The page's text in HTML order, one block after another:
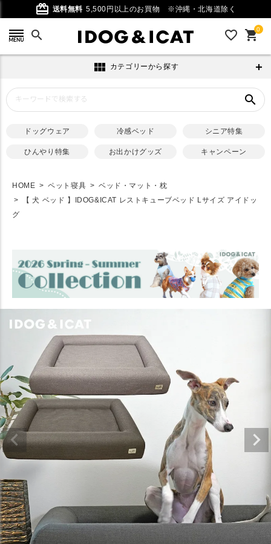
card_giftcard 送料無料 5,500円以上のお買物 ※沖縄・北海道除く
search favorite_outline 0
shopping_cart
view_module カテゴリーから探す
search
ドッグウェア 冷感ベッド シニア特集
ひんやり特集 お出かけグッズ キャンペーン
HOME ペット寝具
ベッド・マット・枕
【 犬 ベッド 】IDOG&ICAT レストキューブベッド Lサイズ アイドッ
グ